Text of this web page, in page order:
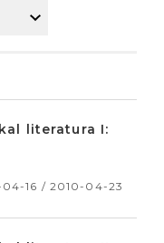
literatura I:
16 / 2010-04-23